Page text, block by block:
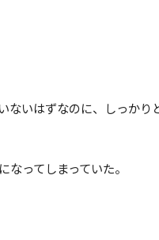
いはずなのに、しっか
ってしまっていた。